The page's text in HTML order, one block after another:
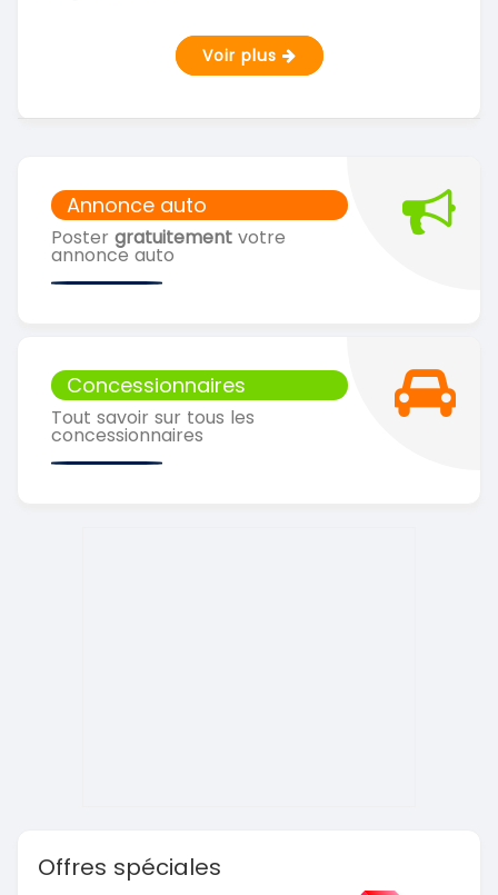
Annonce auto
Poster gratuitement votre
annonce auto
Concessionnaires
Tout savoir sur tous les
concessionnaires
Offres spéciales
Voir plus